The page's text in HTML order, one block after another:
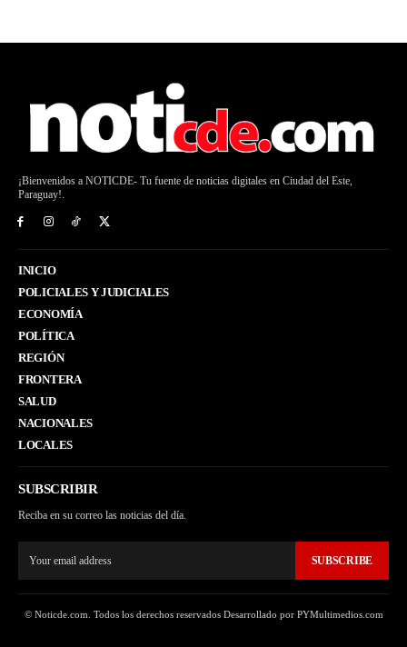
¡Bienvenidos a NOTICDE- Tu fuente de noticias digitales en Ciudad del Este,
Paraguay!.
INICIO
POLICIALES Y JUDICIALES
ECONOMÍA
POLÍTICA
REGIÓN
FRONTERA
SALUD
NACIONALES
LOCALES
SUBSCRIBIR
Reciba en su correo las noticias del día.
SUBSCRIBE
© Noticde.com. Todos los derechos reservados Desarrollado por PYMultimedios.com